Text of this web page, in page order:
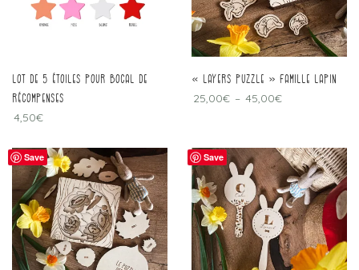
Lot de 5 étoiles pour bocal de
récompenses
4,50€
« Layers puzzle » famille lapin
25,00€ – 45,00€
Save Save